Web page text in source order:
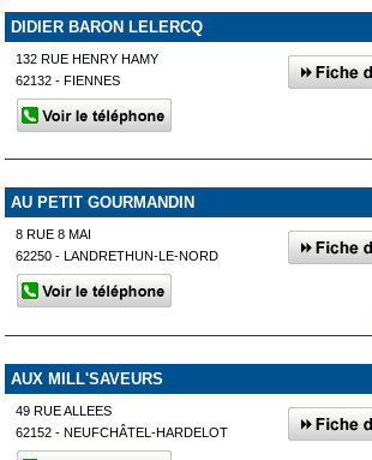
DIDIER BARON LELERCQ
132 RUE HENRY HAMY
62132 - FIENNES
AU PETIT GOURMANDIN
8 RUE 8 MAI
62250 - LANDRETHUN-LE-NORD
AUX MILL'SAVEURS
49 RUE ALLEES
62152 - NEUFCHÂTEL-HARDELOT